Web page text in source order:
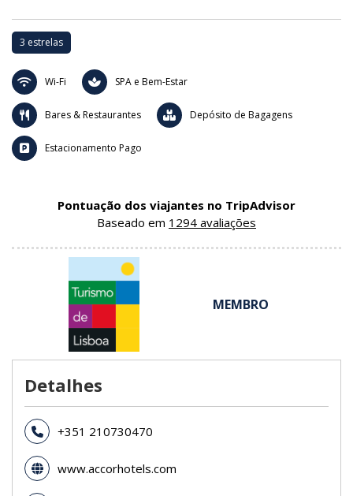
3 estrelas
Wi-Fi SPA e Bem-Estar
Bares & Restaurantes Depósito de Bagagens
Estacionamento Pago
Pontuação dos viajantes no TripAdvisor
Baseado em 1294 avaliações
MEMBRO
Detalhes
+351 210730470
www.accorhotels.com